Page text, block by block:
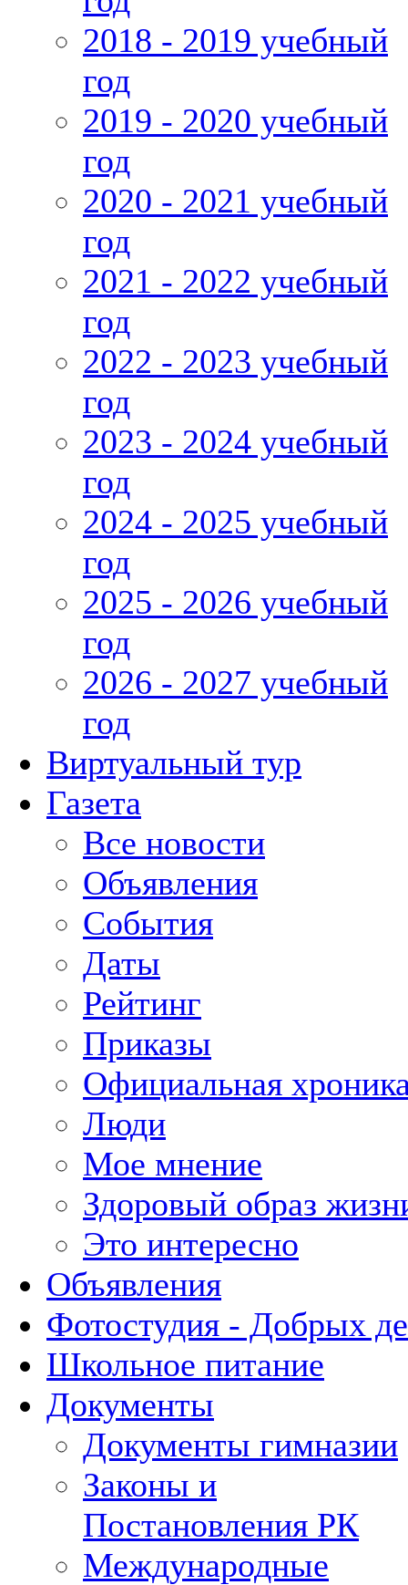
2018 - 2019 учебный
год
2019 - 2020 учебный
год
2020 - 2021 учебный
год
2021 - 2022 учебный
год
2022 - 2023 учебный
год
2023 - 2024 учебный
год
2024 - 2025 учебный
год
2025 - 2026 учебный
год
2026 - 2027 учебный
год
Виртуальный тур
Газета
Все новости
Объявления
События
Даты
Рейтинг
Приказы
Официальная
Люди
Мое мнение
Здоровый образ
Это интересно
Объявления
Фотостудия - Добрых
Школьное питание
Документы
Документы гимназии
Законы и
Постановления РК
Международные